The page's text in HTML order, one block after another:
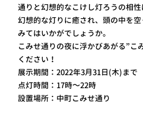
通りと幻想的なこけし灯ろうの相
幻想的な灯りに癒され、頭の中を
みてはいかがでしょうか。
こみせ通りの夜に浮かびあがる”こ
ください！
展示期間：2022年3月31日(木)まで
点灯時間：17時～22時
設置場所：中町こみせ通り